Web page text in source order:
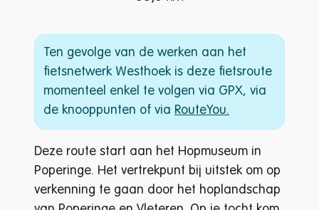
Ten gevolge van de werken aan het
fietsnetwerk Westhoek is deze fietsroute
momenteel enkel te volgen via GPX, via
de knooppunten of via RouteYou.
Deze route start aan het Hopmuseum in
Poperinge. Het vertrekpunt bij uitstek om op
verkenning te gaan door het hoplandschap